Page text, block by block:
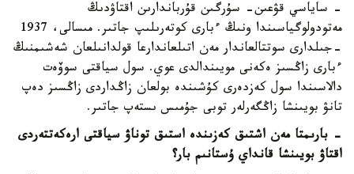
- ساياسي قۋعىن- سۇرگىن قۇرباندارىن اقتاۋدىڭ
مەتودولوگياسىندا ونىڭ ءبارى كوتەرىلىپ جاتىر. مىسالى، 1937
-جىلدارى سوتتالعاندار مەن اتىلعاندارعا قولدانىلعان شەشىمنىڭ
ءبارى زاڭسىز ەكەنى مويىندالدى عوي. سول سياقتى سوۆەت
دالاسىندا سول كەزدەرى كۇشىندە بولعان زاڭداردى زاڭسىز دەپ
تانۋ بويىنشا زاڭگەرلەر توبى جۇمىس ىستەپ جاتىر.
- بارىمتا مەن اشتىق كەزىندە استىق توناۋ سياقتى ارەكەتتەردى
اقتاۋ بويىنشا قانداي ۇستانىم بار؟